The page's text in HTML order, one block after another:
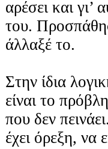
αρέσει και
του.
άλλαξέ το.
Στην ίδια
είναι το
που δεν
έχει όρεξη, να